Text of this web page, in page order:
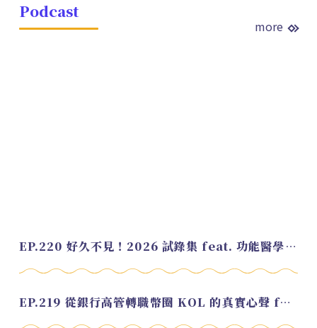
Podcast
more
EP.220 好久不見！2026 試錄集 feat. 功能醫學營養師 美寶
EP.219 從銀行高管轉職幣圈 KOL 的真實心聲 feat.龜大